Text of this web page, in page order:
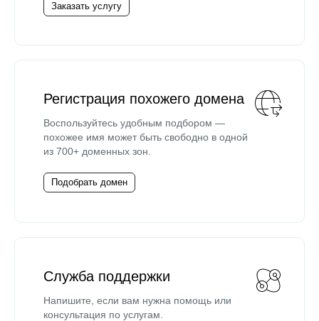
Заказать услугу
Регистрация похожего домена
Воспользуйтесь удобным подбором —
похожее имя может быть свободно в одной
из 700+ доменных зон.
Подобрать домен
Служба поддержки
Напишите, если вам нужна помощь или
консультация по услугам.